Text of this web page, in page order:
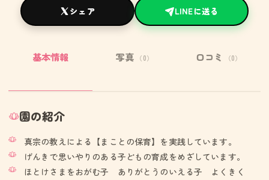
シェア LINEに送る
基本情報 写真 （0） 口コミ （0）
園の紹介
真宗の教えによる【まことの保育】を実践しています。
げんきで思いやりのある子どもの育成をめざしています。
ほとけさまをおがむ子 ありがとうのいえる子 よくきく